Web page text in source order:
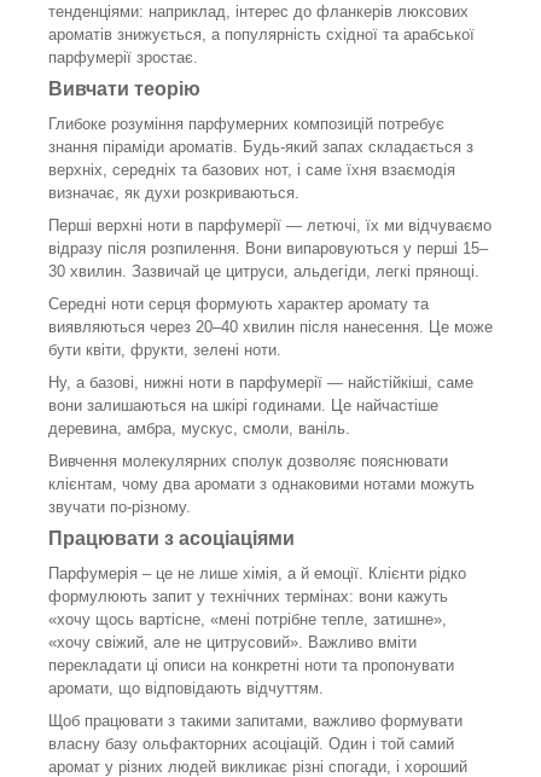
тенденціями: наприклад, інтерес до фланкерів люксових
ароматів знижується, а популярність східної та арабської
парфумерії зростає.
Вивчати теорію
Глибоке розуміння парфумерних композицій потребує
знання піраміди ароматів. Будь-який запах складається з
верхніх, середніх та базових нот, і саме їхня взаємодія
визначає, як духи розкриваються.
Перші верхні ноти в парфумерії — летючі, їх ми відчуваємо
відразу після розпилення. Вони випаровуються у перші 15–
30 хвилин. Зазвичай це цитруси, альдегіди, легкі прянощі.
Середні ноти серця формують характер аромату та
виявляються через 20–40 хвилин після нанесення. Це може
бути квіти, фрукти, зелені ноти.
Ну, а базові, нижні ноти в парфумерії — найстійкіші, саме
вони залишаються на шкірі годинами. Це найчастіше
деревина, амбра, мускус, смоли, ваніль.
Вивчення молекулярних сполук дозволяє пояснювати
клієнтам, чому два аромати з однаковими нотами можуть
звучати по-різному.
Працювати з асоціаціями
Парфумерія – це не лише хімія, а й емоції. Клієнти рідко
формулюють запит у технічних термінах: вони кажуть
«хочу щось вартісне, «мені потрібне тепле, затишне»,
«хочу свіжий, але не цитрусовий». Важливо вміти
перекладати ці описи на конкретні ноти та пропонувати
аромати, що відповідають відчуттям.
Щоб працювати з такими запитами, важливо формувати
власну базу ольфакторних асоціацій. Один і той самий
аромат у різних людей викликає різні спогади, і хороший